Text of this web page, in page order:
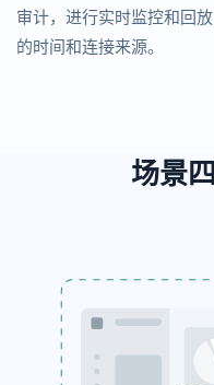
审计，进行实时监控和回
的时间和连接来源。
场景